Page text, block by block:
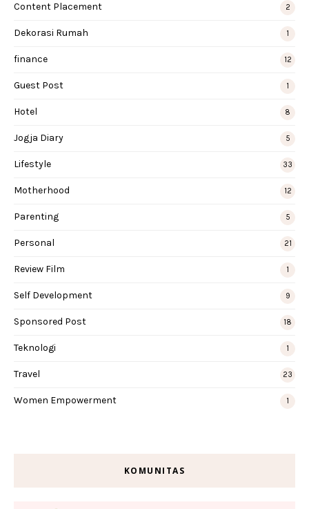
Content Placement 2
Dekorasi Rumah 1
finance 12
Guest Post 1
Hotel 8
Jogja Diary 5
Lifestyle 33
Motherhood 12
Parenting 5
Personal 21
Review Film 1
Self Development 9
Sponsored Post 18
Teknologi 1
Travel 23
Women Empowerment 1
KOMUNITAS